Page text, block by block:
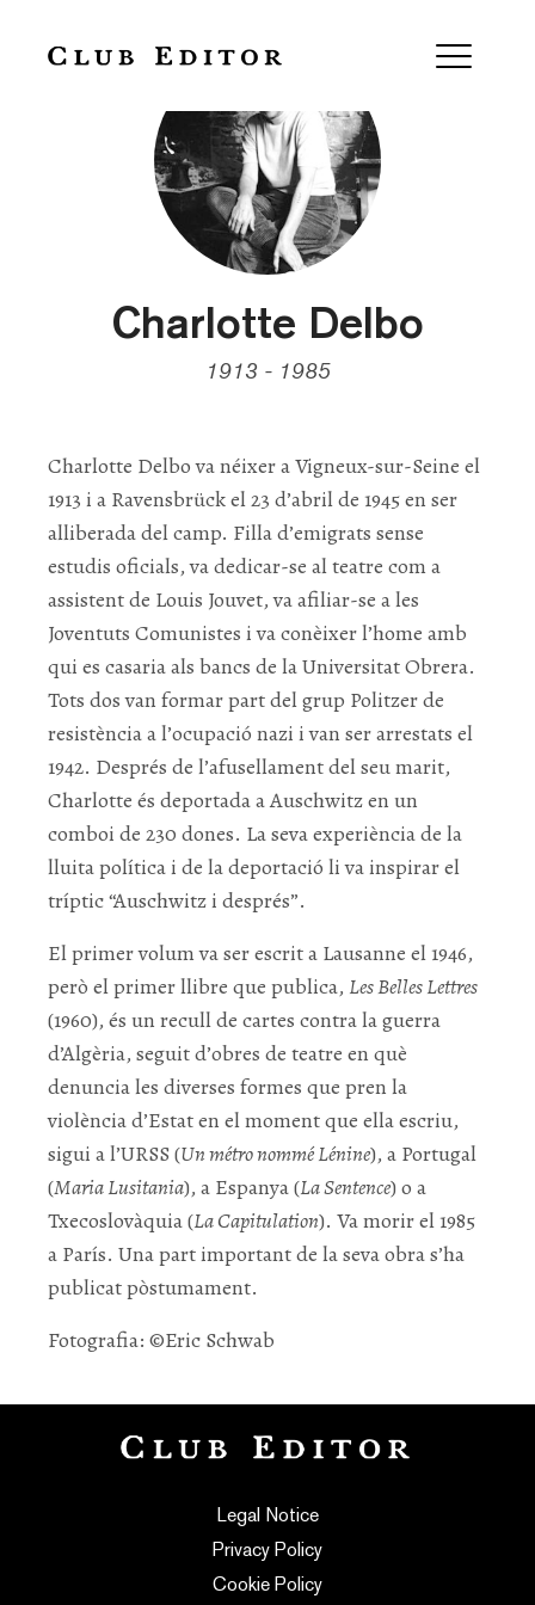
Charlotte Delbo
1913 - 1985
Charlotte Delbo va néixer a Vigneux-sur-Seine el
1913 i a Ravensbrück el 23 d’abril de 1945 en ser
alliberada del camp. Filla d’emigrats sense
estudis oficials, va dedicar-se al teatre com a
assistent de Louis Jouvet, va afiliar-se a les
Joventuts Comunistes i va conèixer l’home amb
qui es casaria als bancs de la Universitat Obrera.
Tots dos van formar part del grup Politzer de
resistència a l’ocupació nazi i van ser arrestats el
1942. Després de l’afusellament del seu marit,
Charlotte és deportada a Auschwitz en un
comboi de 230 dones. La seva experiència de la
lluita política i de la deportació li va inspirar el
tríptic “Auschwitz i després”.
El primer volum va ser escrit a Lausanne el 1946,
però el primer llibre que publica, Les Belles Lettres
(1960), és un recull de cartes contra la guerra
d’Algèria, seguit d’obres de teatre en què
denuncia les diverses formes que pren la
violència d’Estat en el moment que ella escriu,
sigui a l’URSS (Un métro nommé Lénine), a Portugal
(Maria Lusitania), a Espanya (La Sentence) o a
Txecoslovàquia (La Capitulation). Va morir el 1985
a París. Una part important de la seva obra s’ha
publicat pòstumament.
Fotografia: ©Eric Schwab
Legal Notice
Privacy Policy
Cookie Policy